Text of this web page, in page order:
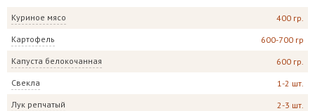
Куриное мясо 400 гр.
Картофель 600-700 гр
Капуста белокочанная 600 гр.
Свекла 1-2 шт.
Лук репчатый 2-3 шт.